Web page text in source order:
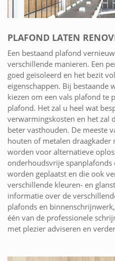
PLAFOND LATEN
Een bestaand plafond
verschillende manieren. Een
goed geïsoleerd en het bezit
eigenschappen. Bij bestaande
kiezen om een vals plafond te
plafond. Het zal u heel wat
verwarmingskosten en het zal
beter vasthouden. De meeste
houten of metalen draagkader
worden voor alternatieve
onderhoudsvrije spanplafonds
worden geplaatst en die ook
verschillende kleuren- en
informatie over de
plafonds en
één van de professionele
met plezier adviseren en